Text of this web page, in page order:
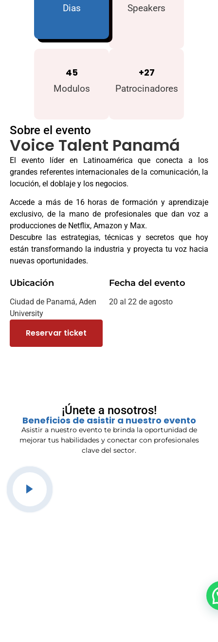
Dias Speakers
Modulos
45
Patrocinadores
+27
Sobre el evento
Voice Talent Panamá
El evento líder en Latinoamérica que conecta a los
grandes referentes internacionales de la comunicación, la
locución, el doblaje y los negocios.
Accede a más de 16 horas de formación y aprendizaje
exclusivo, de la mano de profesionales que dan voz a
producciones de Netflix, Amazon y Max.
Descubre las estrategias, técnicas y secretos que hoy
están transformando la industria y proyecta tu voz hacia
nuevas oportunidades.
Ubicación
Ciudad de Panamá, Aden
University
Fecha del evento
20 al 22 de agosto
Reservar ticket
¡Únete a nosotros!
Beneficios de asistir a nuestro evento
Asistir a nuestro evento te brinda la oportunidad de
mejorar tus habilidades y conectar con profesionales
clave del sector.